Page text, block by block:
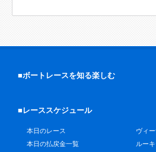
■ボートレースを知る楽しむ
■レーススケジュール
本日のレース
本日の払戻金一覧
ヴィ
ルー